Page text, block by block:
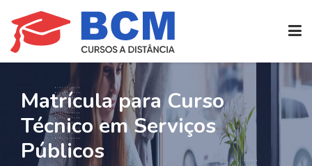
CURSOS TÉCNICOS(EAD)
EDIFICAÇÕES
Matrícula para Curso
Técnico em Serviços
Públicos